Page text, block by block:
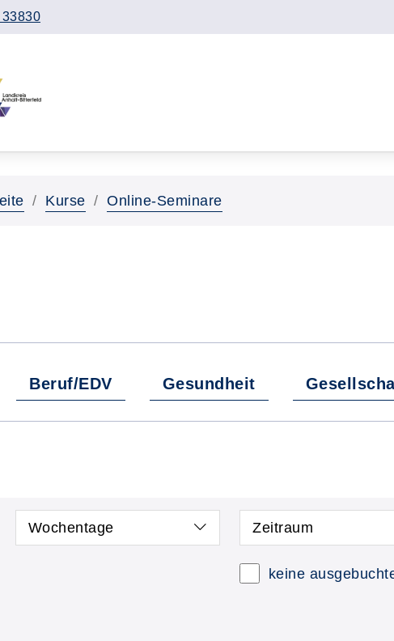
Kurse Online-Seminare
Beruf/EDV Gesundheit
Wochentage Zeitraum
keine